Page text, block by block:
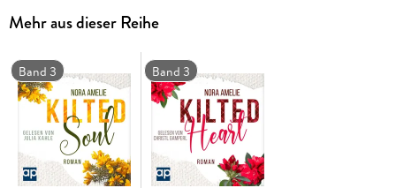
Eine aufwühlende Spurensuche, ein turbulenter Roadtrip und
jede Menge Überraschungen. Mit der rauen Wildnis
Schottlands, einem Highlander zum Verlieben und Happy-
End-Feeling.
In sich geschlossener Schottland-Liebesroman. Kann
unabhängig von anderen Büchern der Reihe gelesen werden.
Mehr aus dieser Reihe
Band 3 Band 3